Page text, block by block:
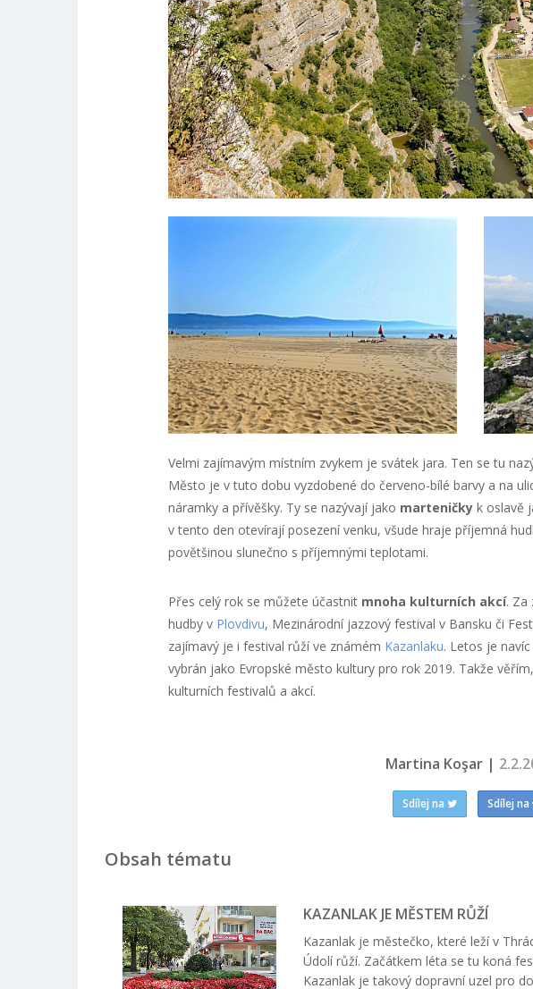
Velmi zajímavým místním zvykem je svátek jara. Ten se tu
Město je v tuto dobu vyzdobené do červeno-bílé barvy a na
náramky a přívěšky. Ty se nazývají jako marteničkyk oslavě
v tento den otevírají posezení venku, všude hraje příjemná
povětšinou slunečno s příjemnými teplotami.
Přes celý rok se můžete účastnit mnoha kulturních akcí. Za
hudby v Plovdivu, Mezinárodní jazzový festival v Bansku či
zajímavý je i festival růží ve známém Kazanlaku. Letos je
vybrán jako Evropské město kultury pro rok 2019. Takže
kulturních festivalů a akcí.
Martina Koşar |
Sdílej na Sdílej na
Obsah tématu
KAZANLAK JE MĚSTEM RŮŽÍ
Kazanlak je městečko, které leží v
Údolí růží. Začátkem léta se tu koná
Kazanlak je takový dopravní uzel pro